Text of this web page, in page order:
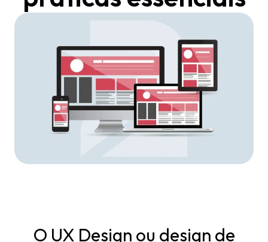
O UX Design ou design de